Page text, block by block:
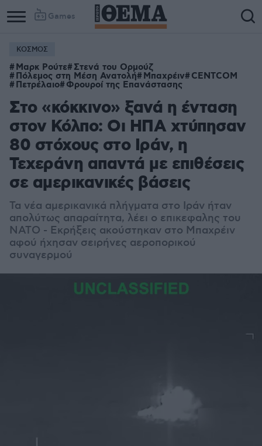
Games
ΚΟΣΜΟΣ
Μαρκ Ρούτε Στενά του Ορμούζ
Πόλεμος στη Μέση Ανατολή Μπαχρέιν CENTCOM
Πετρέλαιο Φρουροί της Επανάστασης
Στο «κόκκινο» ξανά η ένταση
στον Κόλπο: Οι ΗΠΑ χτύπησαν
80 στόχους στο Ιράν, η
Τεχεράνη απαντά με επιθέσεις
σε αμερικανικές βάσεις
Τα νέα αμερικανικά πλήγματα στο Ιράν ήταν
απολύτως απαραίτητα, λέει ο επικεφαλης του
ΝΑΤΟ - Εκρήξεις ακούστηκαν στο Μπαχρέιν
αφού ήχησαν σειρήνες αεροπορικού
συναγερμού